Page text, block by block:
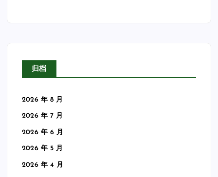
归档
2026 年 8 月
2026 年 7 月
2026 年 6 月
2026 年 5 月
2026 年 4 月